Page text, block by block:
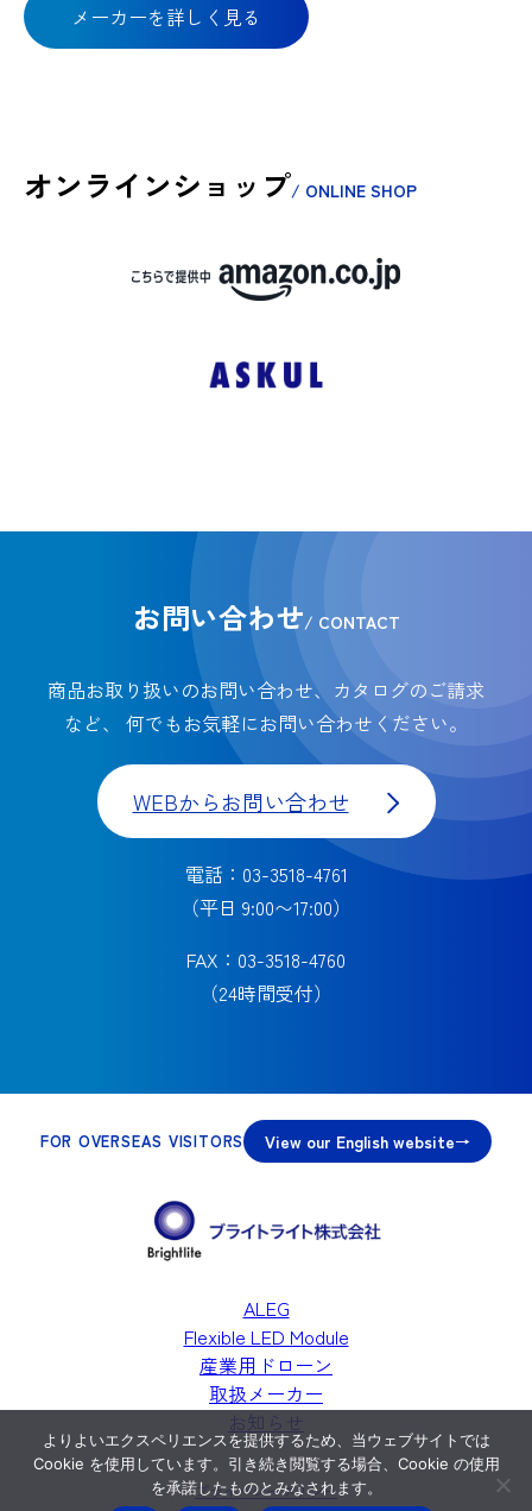
メーカーを詳しく見る
オンラインショップ/ ONLINE SHOP
お問い合わせ/ CONTACT
商品お取り扱いのお問い合わせ、カタログのご請求
など、
何でもお気軽にお問い合わせください。
WEBからお問い合わせ
電話：03-3518-4761
（平日 9:00〜17:00）
FAX：03-3518-4760
（24時間受付）
FOR OVERSEAS VISITORS View our English website
ALEG
Flexible LED Module
産業用ドローン
取扱メーカー
お知らせ
プライバシーポリシー
よりよいエクスペリエンスを提供するため、当ウェブサイトでは
Cookie を使用しています。引き続き閲覧する場合、Cookie の使用
を承諾したものとみなされます。